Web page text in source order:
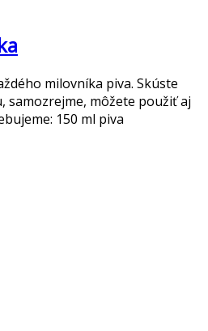
milovníka piva. Skúste
môžete použiť aj
150 ml piva